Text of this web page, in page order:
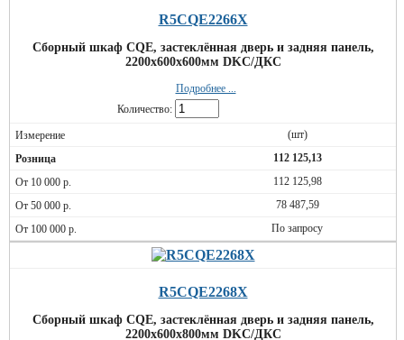
R5CQE2266X
Сборный шкаф CQE, застеклённая дверь и задняя панель,
2200x600x600мм DKC/ДКС
Подробнее ...
Количество:
(шт)
112 125,13
112 125,98
78 487,59
По запросу
R5CQE2268X
Сборный шкаф CQE, застеклённая дверь и задняя панель,
2200x600x800мм DKC/ДКС